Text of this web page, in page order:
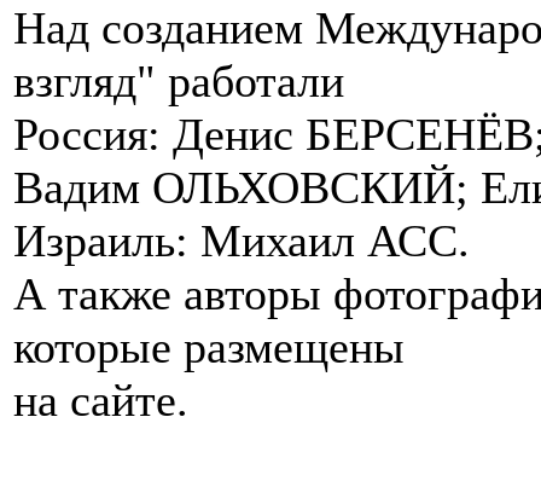
Над созданием
взгляд" работали
Россия: Денис
Вадим ОЛЬХОВСКИЙ;
Израиль: Михаил АСС.
А также авторы
которые размещены
на сайте.